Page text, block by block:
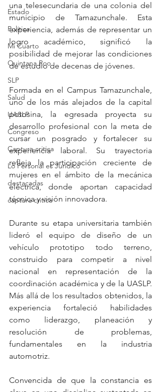
Estado
Política
Mi Cuarto
Quintana Roo
SLP
Salud
UASLP
Congreso
Captura critica
Lo Personal es Jurídico
destacadas
captura critica
una telesecundaria de una colonia del
municipio de Tamazunchale. Esta
experiencia, además de representar un
logro académico, significó la
posibilidad de mejorar las condiciones
de estudio de decenas de jóvenes.
Formada en el Campus Tamazunchale,
uno de los más alejados de la capital
potosina, la egresada proyecta su
desarrollo profesional con la meta de
cursar un posgrado y fortalecer su
experiencia laboral. Su trayectoria
refleja la participación creciente de
mujeres en el ámbito de la mecánica
eléctrica, donde aportan capacidad
técnica y visión innovadora.
Durante su etapa universitaria también
lideró el equipo de diseño de un
vehículo prototipo todo terreno,
construido para competir a nivel
nacional en representación de la
coordinación académica y de la UASLP.
Más allá de los resultados obtenidos, la
experiencia fortaleció habilidades
como liderazgo, planeación y
resolución de problemas,
fundamentales en la industria
automotriz.
Convencida de que la constancia es